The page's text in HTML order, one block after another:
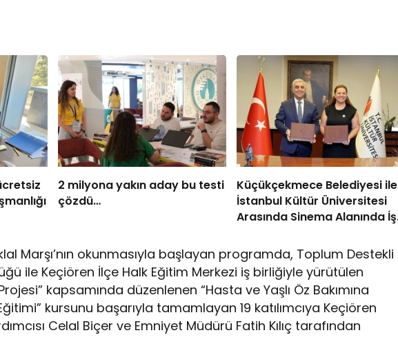
2 milyona yakın aday bu testi
çözdü…
Küçükçekmece Belediyesi ile
İstanbul Kültür Üniversitesi
Arasında Sinema Alanında İş
Marşı’nın okunmasıyla başlayan programda, Toplum Destekli
ile Keçiören İlçe Halk Eğitim Merkezi iş birliğiyle yürütülen
Projesi” kapsamında düzenlenen “Hasta ve Yaşlı Öz Bakımına
kursunu başarıyla tamamlayan 19 katılımcıya Keçiören
Celal Biçer ve Emniyet Müdürü Fatih Kılıç tarafından